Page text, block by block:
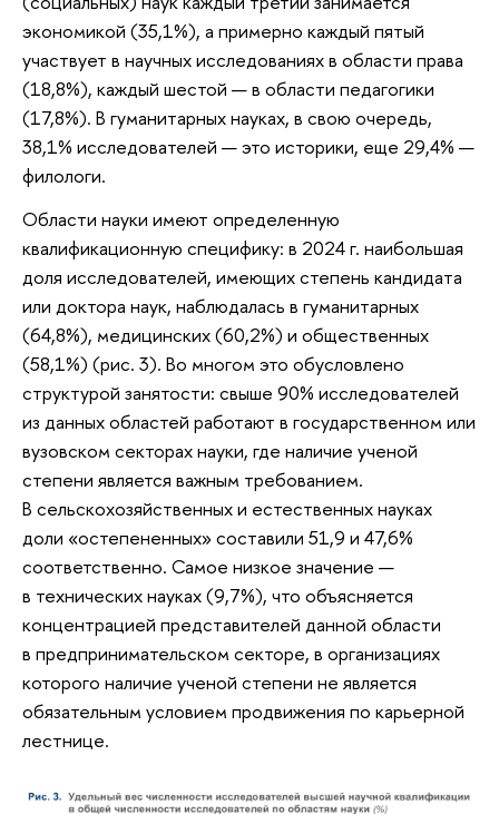
экономикой (35,1%), а примерно каждый пятый
участвует в научных исследованиях в области права
(18,8%), каждый шестой — в области педагогики
(17,8%). В гуманитарных науках, в свою очередь,
38,1% исследователей — это историки, еще 29,4% —
филологи.
Области науки имеют определенную
квалификационную специфику: в 2024 г. наибольшая
доля исследователей, имеющих степень кандидата
или доктора наук, наблюдалась в гуманитарных
(64,8%), медицинских (60,2%) и общественных
(58,1%) (рис. 3). Во многом это обусловлено
структурой занятости: свыше 90% исследователей
из данных областей работают в государственном или
вузовском секторах науки, где наличие ученой
степени является важным требованием.
В сельскохозяйственных и естественных науках
доли «остепененных» составили 51,9 и 47,6%
соответственно. Самое низкое значение —
в технических науках (9,7%), что объясняется
концентрацией представителей данной области
в предпринимательском секторе, в организациях
которого наличие ученой степени не является
обязательным условием продвижения по карьерной
лестнице.